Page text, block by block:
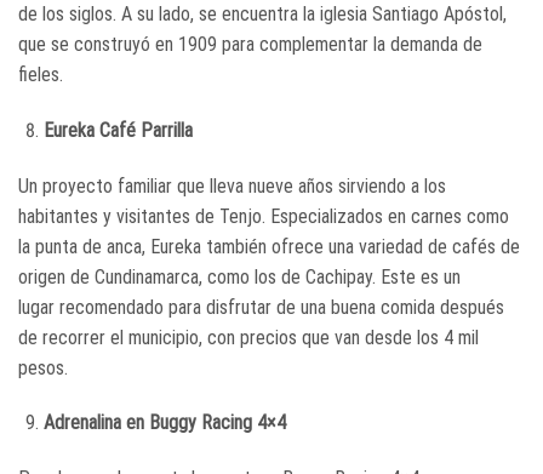
de los siglos. A su lado, se encuentra la iglesia Santiago Apóstol,
que se construyó en 1909 para complementar la demanda de
fieles.
Eureka Café Parrilla
Un proyecto familiar que lleva nueve años sirviendo a los
habitantes y visitantes de Tenjo. Especializados en carnes como
la punta de anca, Eureka también ofrece una variedad de cafés de
origen de Cundinamarca, como los de Cachipay. Este es un
lugar recomendado para disfrutar de una buena comida después
de recorrer el municipio, con precios que van desde los 4 mil
pesos.
Adrenalina en Buggy Racing 4×4